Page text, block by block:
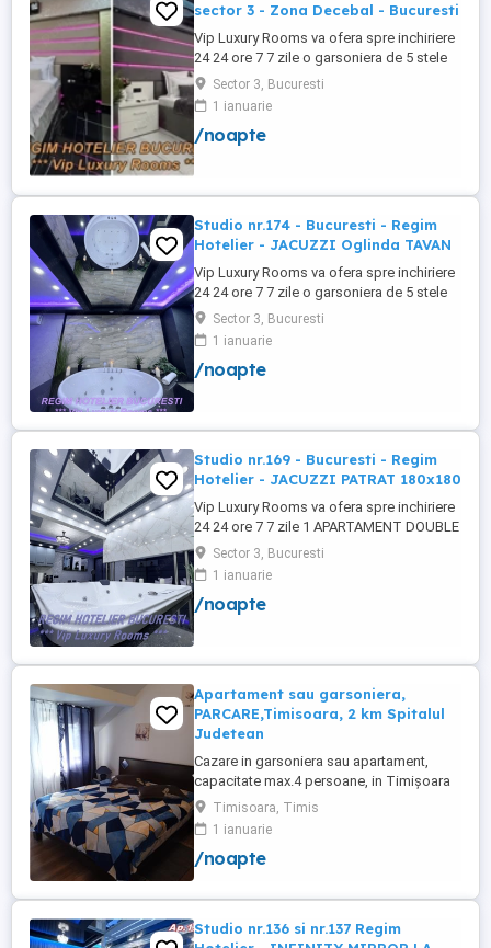
sector 3 - Zona Decebal - Bucuresti
Vip Luxury Rooms va ofera spre inchiriere
24 24 ore 7 7 zile o garsoniera de 5 stele
Luxoase cu un desing unic si deosebit in
Sector 3 Bucuresti . Garsoniera se alfa in
Complex Rezidential Nou . Monitorizare
Video in Complex ( de la Politia Locala
Sector 3, Bucuresti
1 ianuarie
/noapte
Studio nr.174 - Bucuresti - Regim
Hotelier - JACUZZI Oglinda TAVAN
Vip Luxury Rooms va ofera spre inchiriere
24 24 ore 7 7 zile o garsoniera de 5 stele
Luxoase cu un desing unic si deosebit in
Sector 3 Bucuresti . Garsoniera se alfa in
Complex Rezidential Nou . Acces Bariera
Monitorizare Video in Complex ( de la
Sector 3, Bucuresti
1 ianuarie
/noapte
Studio nr.169 - Bucuresti - Regim
Hotelier - JACUZZI PATRAT 180x180
Vip Luxury Rooms va ofera spre inchiriere
24 24 ore 7 7 zile 1 APARTAMENT DOUBLE
ROOMS de 5 stele Luxoasa cu un desing
unic si deosebit in Sector 3 Bucuresti .
APARTAMENTUL se alfa in Complex
Rezidential Nou . Acces Bariera
Sector 3, Bucuresti
1 ianuarie
/noapte
Apartament sau garsoniera,
PARCARE,Timisoara, 2 km Spitalul
Judetean
Cazare in garsoniera sau apartament,
capacitate max.4 persoane, in Timișoara
la 2 km de Spitalul Judetean. (la doua
strazi)de zona Calea Buziasului
Lic.Electrotimis si la 2 km de Mosnita
Noua Centura. PARCARE. Situat la et.1 al
+wifi , frigider, mașină spălat, ...
Timisoara, Timis
1 ianuarie
/noapte
Studio nr.136 si nr.137 Regim